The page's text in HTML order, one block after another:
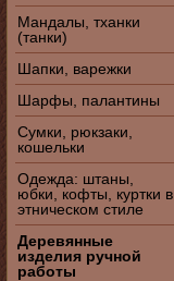
Мандалы, тханки
(танки)
Шапки, варежки
Шарфы, палантины
Сумки, рюкзаки,
кошельки
Одежда: штаны,
юбки, кофты, куртки в
этническом стиле
Деревянные
изделия ручной
работы